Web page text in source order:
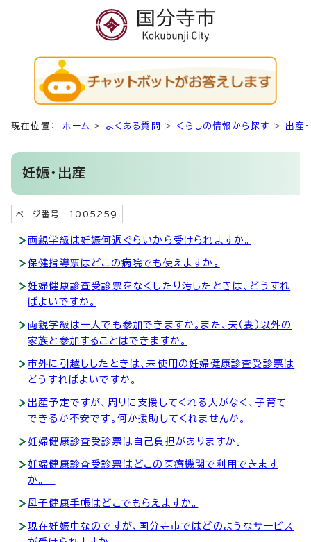
現在位置： ホーム > よくある質問 > くらしの情報から探す > 出産
妊娠・出産
ページ番号 1005259
両親学級は妊娠何週ぐらいから受けられますか。
保健指導票はどこの病院でも使えますか。
妊婦健康診査受診票をなくしたり汚したときは、どうすれ
ばよいですか。
両親学級は一人でも参加できますか。また、夫（妻）以外の
家族と参加することはできますか。
市外に引越ししたときは、未使用の妊婦健康診査受診票は
どうすればよいですか。
出産予定ですが、周りに支援してくれる人がなく、子育て
できるか不安です。何か援助してくれませんか。
妊婦健康診査受診票は自己負担がありますか。
妊婦健康診査受診票はどこの医療機関で利用できます
か。
母子健康手帳はどこでもらえますか。
現在妊娠中なのですが、国分寺市ではどのようなサービス